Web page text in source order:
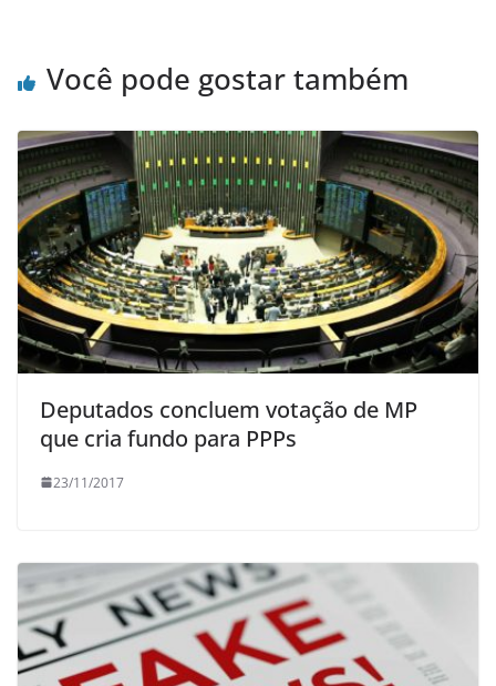
Você pode gostar também
Deputados concluem votação de MP
que cria fundo para PPPs
23/11/2017